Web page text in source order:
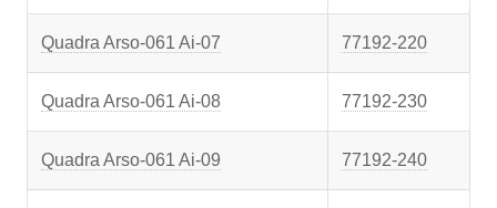
Quadra Arso-061 Ai-07 77192-220
Quadra Arso-061 Ai-08 77192-230
Quadra Arso-061 Ai-09 77192-240